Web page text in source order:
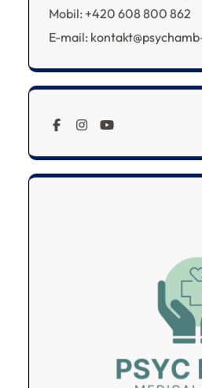
Mobil: +420 608 800 862
E-mail: